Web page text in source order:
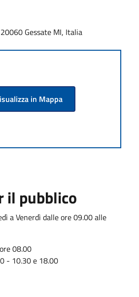
Gessate MI, Italia
in Mappa
il pubblico
a Venerdì dalle ore 09.00 alle
08.00
- 10.30 e 18.00